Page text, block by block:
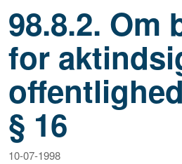
98.8.2. Om
for
§ 16
10-07-1998